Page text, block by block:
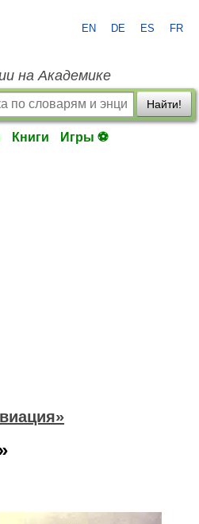
EN DE ES FR
на Академике
Найти!
Книги Игры ⚽